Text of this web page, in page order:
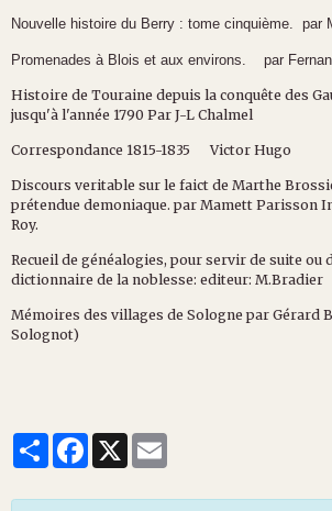
Nouvelle histoire du Berry : tome cinquième. par
Promenades à Blois et aux environs. par
Histoire de Touraine depuis la conquête des
jusqu'à l'année 1790 Par J-L Chalmel
Correspondance 1815-1835 Victor Hugo
Discours veritable sur le faict de Marthe
prétendue demoniaque. par Mamett Parisson
Roy.
Recueil de généalogies, pour servir de suite ou
dictionnaire de la noblesse: editeur: M.Bradier
Mémoires des villages de Sologne par Gérard
Solognot)
PartagerFacebook
X